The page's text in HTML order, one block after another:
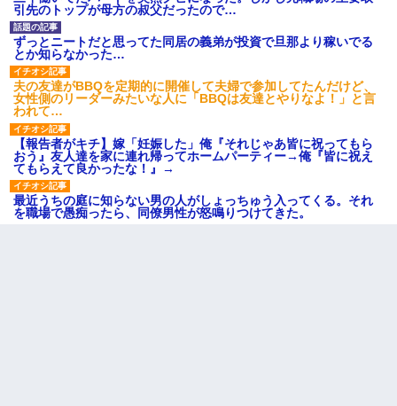
引先のトップが母方の叔父だったので…
ずっとニートだと思ってた同居の義弟が投資で旦那より稼いでる
とか知らなかった…
夫の友達がBBQを定期的に開催して夫婦で参加してたんだけど、
女性側のリーダーみたいな人に「BBQは友達とやりなよ！」と言
われて…
【報告者がキチ】嫁「妊娠した」俺『それじゃあ皆に祝ってもら
おう』友人達を家に連れ帰ってホームパーティー→俺『皆に祝え
てもらえて良かったな！』→
最近うちの庭に知らない男の人がしょっちゅう入ってくる。それ
を職場で愚痴ったら、同僚男性が怒鳴りつけてきた。